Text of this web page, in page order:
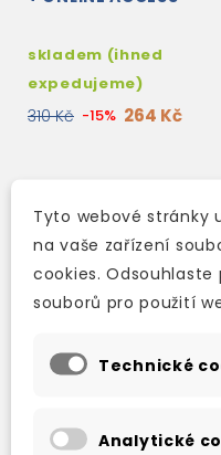
skladem (ihned
expedujeme)
310 Kč -15% 264 Kč
Tyto webové stránky
na vaše zařízení
cookies.
souborů pro použití
Technické
Analytické